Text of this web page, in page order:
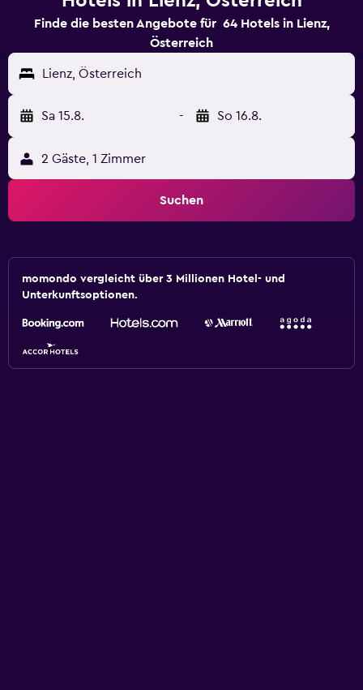
Finde die besten Angebote für 64 Hotels in Lienz,
Österreich
Lienz, Österreich
Sa 15.8. - So 16.8.
2 Gäste, 1 Zimmer
Suchen
momondo vergleicht über 3 Millionen Hotel- und
Unterkunftsoptionen.